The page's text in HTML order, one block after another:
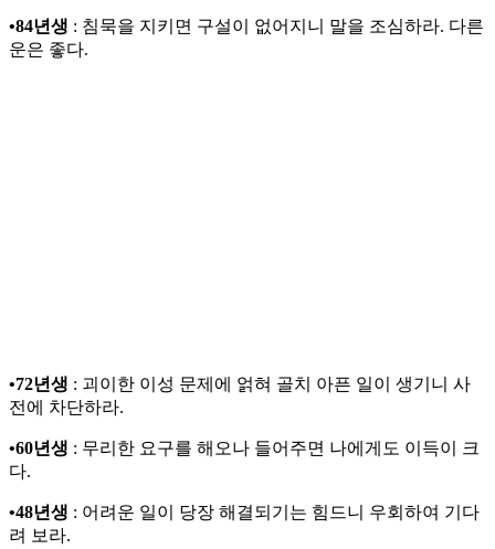
•84년생 : 침묵을 지키면 구설이 없어지니 말을 조심하라. 다른
운은 좋다.
•72년생 : 괴이한 이성 문제에 얽혀 골치 아픈 일이 생기니 사
전에 차단하라.
•60년생 : 무리한 요구를 해오나 들어주면 나에게도 이득이 크
다.
•48년생 : 어려운 일이 당장 해결되기는 힘드니 우회하여 기다
려 보라.